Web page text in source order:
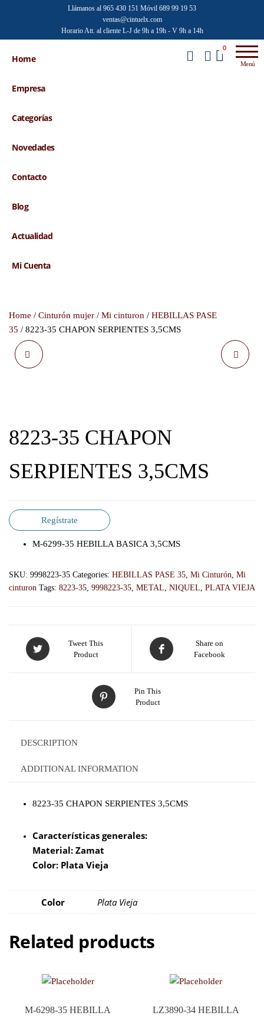
Llámanos al 965 430 151 Móvil 689 99 19 53
ventas@cintuelx.com
Horario Att. al cliente L-J de 9h a 19h - V 9h a 14h
Faraoni
por
de moda
0
Menú
Home
Empresa
Categorías
Novedades
Contacto
Blog
Actualidad
Mi Cuenta
Home / Cinturón mujer / Mi cinturon / HEBILLAS PASE
35 / 8223-35 CHAPON SERPIENTES 3,5CMS
8223-35 CHAPON
SERPIENTES 3,5CMS
Regístrate
M-6299-35 HEBILLA BASICA 3,5CMS
SKU: 9998223-35 Categories: HEBILLAS PASE 35, Mi Cinturón, Mi
cinturon Tags: 8223-35, 9998223-35, METAL, NIQUEL, PLATA VIEJA
Tweet This
Product
Share on
Facebook
Pin This
Product
DESCRIPTION
ADDITIONAL INFORMATION
8223-35 CHAPON SERPIENTES 3,5CMS
Características generales:
Material: Zamat
Color: Plata Vieja
Color Plata Vieja
Related products
M-6298-35 HEBILLA
LZ3890-34 HEBILLA